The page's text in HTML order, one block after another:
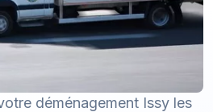
déménagement Issy les